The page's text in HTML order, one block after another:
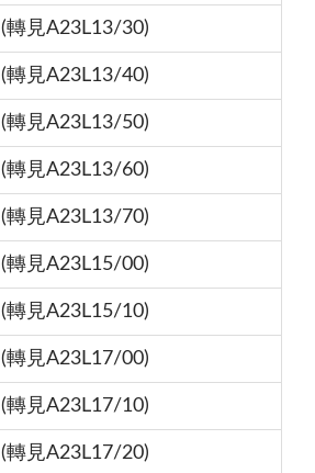
(轉見A23L13/30)
(轉見A23L13/40)
(轉見A23L13/50)
(轉見A23L13/60)
(轉見A23L13/70)
(轉見A23L15/00)
(轉見A23L15/10)
(轉見A23L17/00)
(轉見A23L17/10)
(轉見A23L17/20)